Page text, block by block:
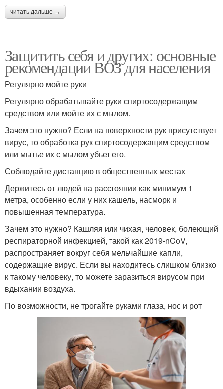
читать дальше →
Защитить себя и других: основные
рекомендации ВОЗ для населения
Регулярно мойте руки
Регулярно обрабатывайте руки спиртосодержащим
средством или мойте их с мылом.
Зачем это нужно? Если на поверхности рук присутствует
вирус, то обработка рук спиртосодержащим средством
или мытье их с мылом убьет его.
Соблюдайте дистанцию в общественных местах
Держитесь от людей на расстоянии как минимум 1
метра, особенно если у них кашель, насморк и
повышенная температура.
Зачем это нужно? Кашляя или чихая, человек, болеющий
респираторной инфекцией, такой как 2019-nCoV,
распространяет вокруг себя мельчайшие капли,
содержащие вирус. Если вы находитесь слишком близко
к такому человеку, то можете заразиться вирусом при
вдыхании воздуха.
По возможности, не трогайте руками глаза, нос и рот